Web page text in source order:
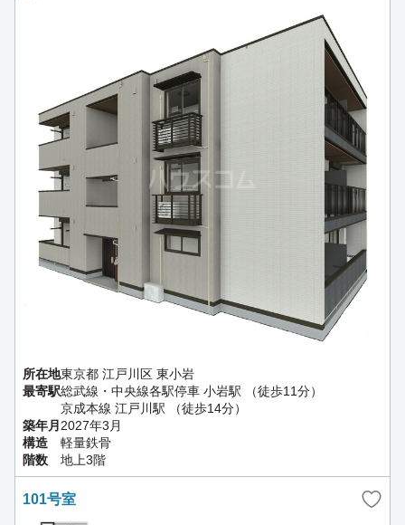
所在地東京都 江戸川区 東小岩
最寄駅総武線・中央線各駅停車 小岩駅 （徒歩11分）
京成本線 江戸川駅 （徒歩14分）
築年月 2027年3月
構造
軽量鉄骨
階数
地上3階
101号室